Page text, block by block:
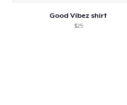
Good Vibez shirt
$25